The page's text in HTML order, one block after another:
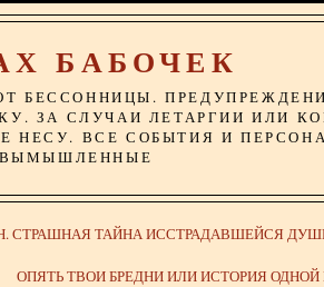
БАБОЧЕК
БЕССОННИЦЫ.
ЗА СЛУЧАИ ЛЕТАРГИИ ИЛИ
НЕСУ. ВСЕ СОБЫТИЯ И
ВЫМЫШЛЕННЫЕ
СТРАШНАЯ ТАЙНА ИССТРАДАВШЕЙСЯ
ОПЯТЬ ТВОИ БРЕДНИ ИЛИ ИСТОРИЯ